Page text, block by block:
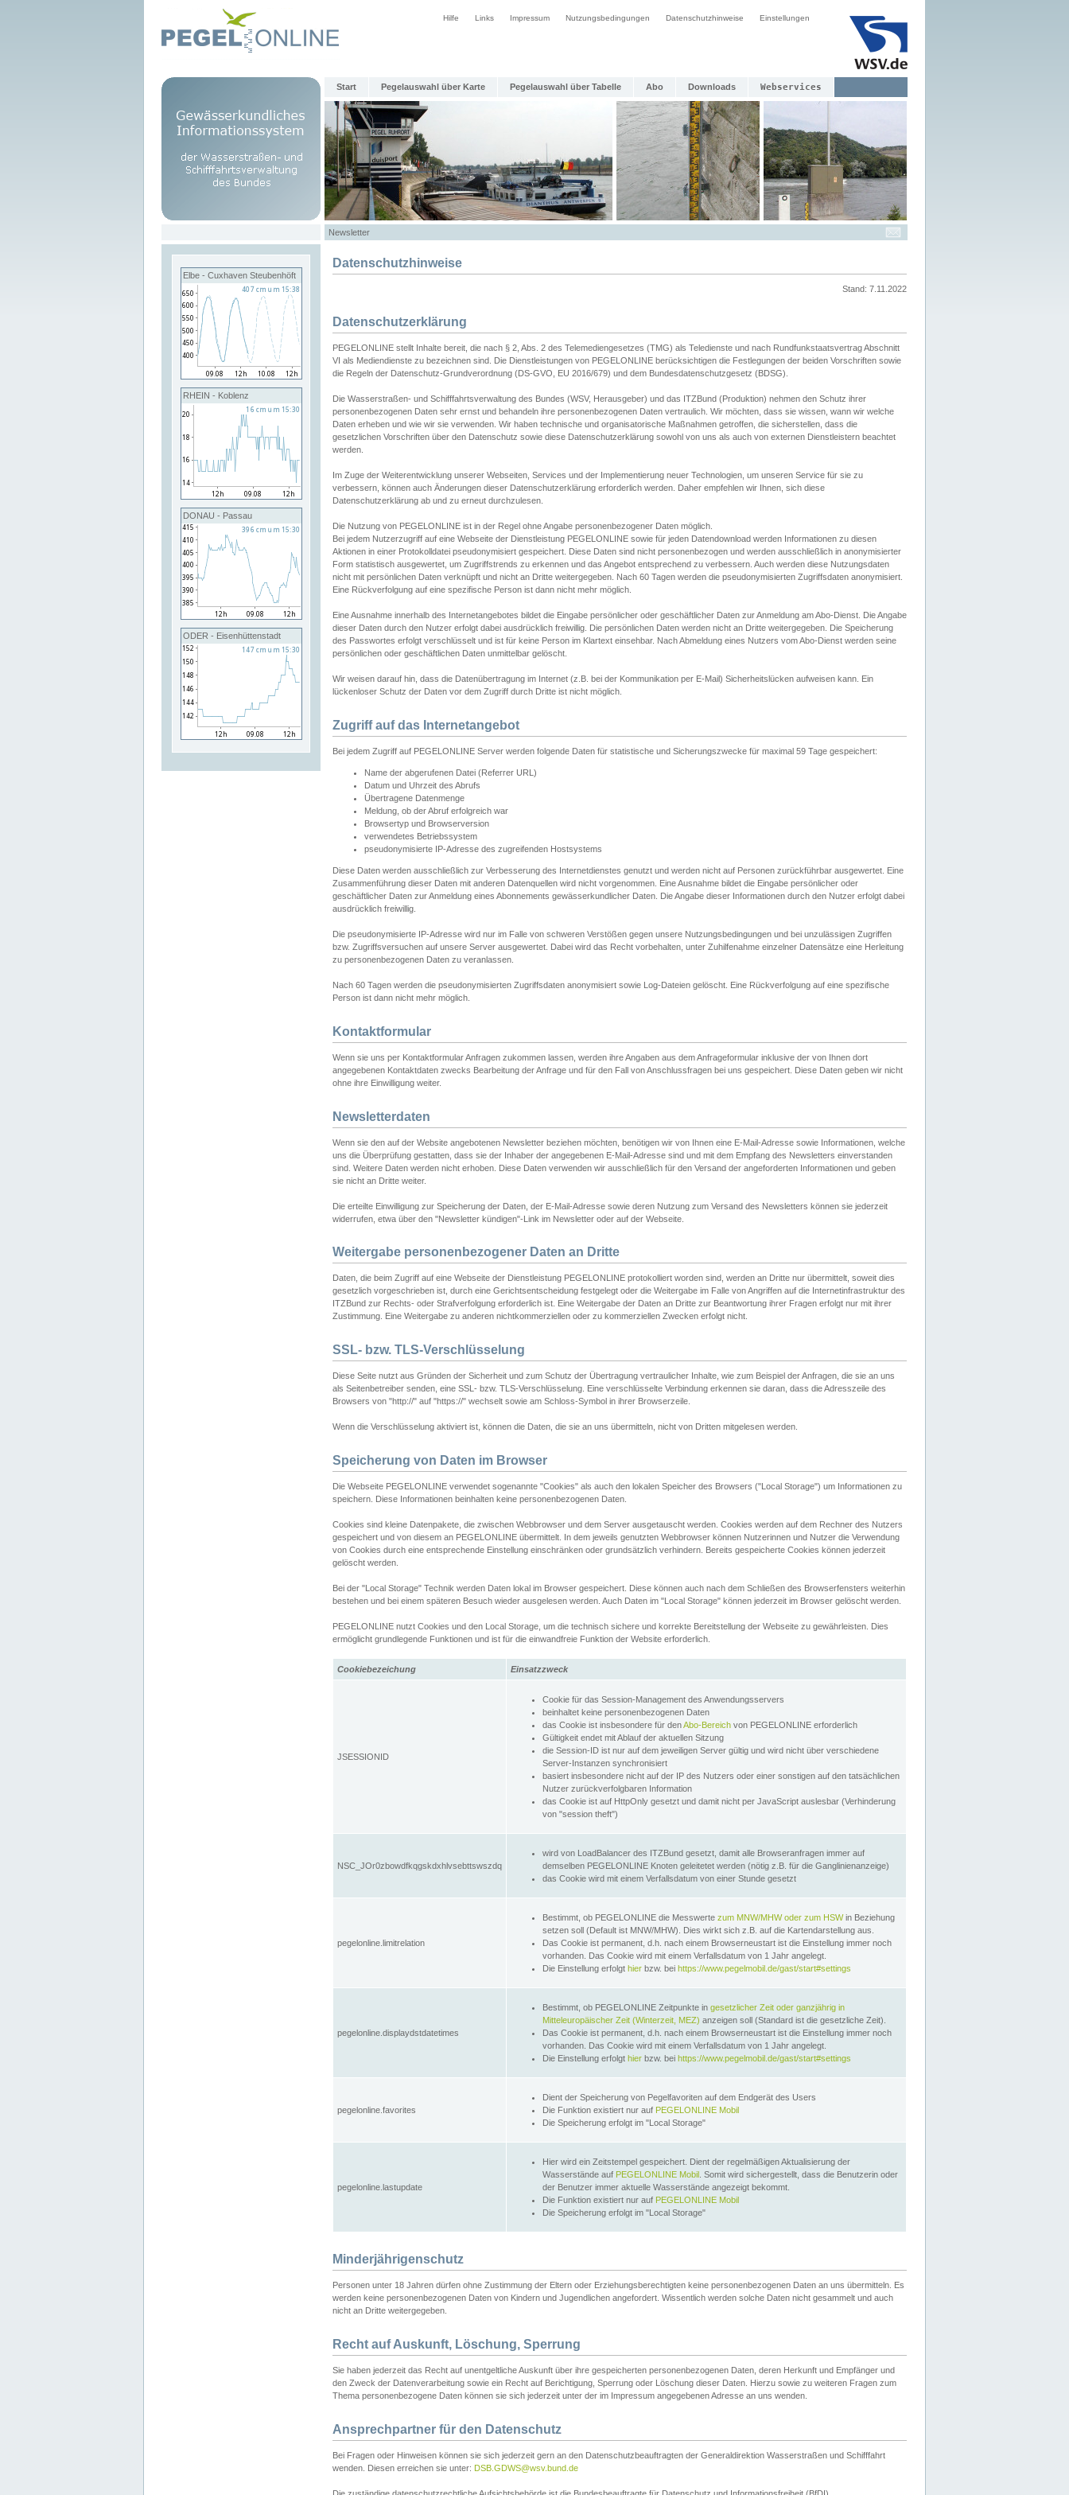
Hilfe Links Impressum Nutzungsbedingungen Datenschutzhinweise Einstellungen
Start Pegelauswahl über Karte Pegelauswahl über Tabelle Abo Downloads Webservices
Newsletter
Elbe - Cuxhaven Steubenhöft
RHEIN - Koblenz
DONAU - Passau
ODER - Eisenhüttenstadt
Datenschutzhinweise
Stand: 7.11.2022
Datenschutzerklärung
PEGELONLINE stellt Inhalte bereit, die nach § 2, Abs. 2 des Telemediengesetzes (TMG) als Teledienste und nach Rundfunkstaatsvertrag Abschnitt
VI als Mediendienste zu bezeichnen sind. Die Dienstleistungen von PEGELONLINE berücksichtigen die Festlegungen der beiden Vorschriften sowie
die Regeln der Datenschutz-Grundverordnung (DS-GVO, EU 2016/679) und dem Bundesdatenschutzgesetz (BDSG).
Die Wasserstraßen- und Schifffahrtsverwaltung des Bundes (WSV, Herausgeber) und das ITZBund (Produktion) nehmen den Schutz ihrer
personenbezogenen Daten sehr ernst und behandeln ihre personenbezogenen Daten vertraulich. Wir möchten, dass sie wissen, wann wir welche
Daten erheben und wie wir sie verwenden. Wir haben technische und organisatorische Maßnahmen getroffen, die sicherstellen, dass die
gesetzlichen Vorschriften über den Datenschutz sowie diese Datenschutzerklärung sowohl von uns als auch von externen Dienstleistern beachtet
werden.
Im Zuge der Weiterentwicklung unserer Webseiten, Services und der Implementierung neuer Technologien, um unseren Service für sie zu
verbessern, können auch Änderungen dieser Datenschutzerklärung erforderlich werden. Daher empfehlen wir Ihnen, sich diese
Datenschutzerklärung ab und zu erneut durchzulesen.
Die Nutzung von PEGELONLINE ist in der Regel ohne Angabe personenbezogener Daten möglich.
Bei jedem Nutzerzugriff auf eine Webseite der Dienstleistung PEGELONLINE sowie für jeden Datendownload werden Informationen zu diesen
Aktionen in einer Protokolldatei pseudonymisiert gespeichert. Diese Daten sind nicht personenbezogen und werden ausschließlich in anonymisierter
Form statistisch ausgewertet, um Zugriffstrends zu erkennen und das Angebot entsprechend zu verbessern. Auch werden diese Nutzungsdaten
nicht mit persönlichen Daten verknüpft und nicht an Dritte weitergegeben. Nach 60 Tagen werden die pseudonymisierten Zugriffsdaten anonymisiert.
Eine Rückverfolgung auf eine spezifische Person ist dann nicht mehr möglich.
Eine Ausnahme innerhalb des Internetangebotes bildet die Eingabe persönlicher oder geschäftlicher Daten zur Anmeldung am Abo-Dienst. Die Angabe
dieser Daten durch den Nutzer erfolgt dabei ausdrücklich freiwillig. Die persönlichen Daten werden nicht an Dritte weitergegeben. Die Speicherung
des Passwortes erfolgt verschlüsselt und ist für keine Person im Klartext einsehbar. Nach Abmeldung eines Nutzers vom Abo-Dienst werden seine
persönlichen oder geschäftlichen Daten unmittelbar gelöscht.
Wir weisen darauf hin, dass die Datenübertragung im Internet (z.B. bei der Kommunikation per E-Mail) Sicherheitslücken aufweisen kann. Ein
lückenloser Schutz der Daten vor dem Zugriff durch Dritte ist nicht möglich.
Zugriff auf das Internetangebot
Bei jedem Zugriff auf PEGELONLINE Server werden folgende Daten für statistische und Sicherungszwecke für maximal 59 Tage gespeichert:
Name der abgerufenen Datei (Referrer URL)
Datum und Uhrzeit des Abrufs
Übertragene Datenmenge
Meldung, ob der Abruf erfolgreich war
Browsertyp und Browserversion
verwendetes Betriebssystem
pseudonymisierte IP-Adresse des zugreifenden Hostsystems
Diese Daten werden ausschließlich zur Verbesserung des Internetdienstes genutzt und werden nicht auf Personen zurückführbar ausgewertet. Eine
Zusammenführung dieser Daten mit anderen Datenquellen wird nicht vorgenommen. Eine Ausnahme bildet die Eingabe persönlicher oder
geschäftlicher Daten zur Anmeldung eines Abonnements gewässerkundlicher Daten. Die Angabe dieser Informationen durch den Nutzer erfolgt dabei
ausdrücklich freiwillig.
Die pseudonymisierte IP-Adresse wird nur im Falle von schweren Verstößen gegen unsere Nutzungsbedingungen und bei unzulässigen Zugriffen
bzw. Zugriffsversuchen auf unsere Server ausgewertet. Dabei wird das Recht vorbehalten, unter Zuhilfenahme einzelner Datensätze eine Herleitung
zu personenbezogenen Daten zu veranlassen.
Nach 60 Tagen werden die pseudonymisierten Zugriffsdaten anonymisiert sowie Log-Dateien gelöscht. Eine Rückverfolgung auf eine spezifische
Person ist dann nicht mehr möglich.
Kontaktformular
Wenn sie uns per Kontaktformular Anfragen zukommen lassen, werden ihre Angaben aus dem Anfrageformular inklusive der von Ihnen dort
angegebenen Kontaktdaten zwecks Bearbeitung der Anfrage und für den Fall von Anschlussfragen bei uns gespeichert. Diese Daten geben wir nicht
ohne ihre Einwilligung weiter.
Newsletterdaten
Wenn sie den auf der Website angebotenen Newsletter beziehen möchten, benötigen wir von Ihnen eine E-Mail-Adresse sowie Informationen, welche
uns die Überprüfung gestatten, dass sie der Inhaber der angegebenen E-Mail-Adresse sind und mit dem Empfang des Newsletters einverstanden
sind. Weitere Daten werden nicht erhoben. Diese Daten verwenden wir ausschließlich für den Versand der angeforderten Informationen und geben
sie nicht an Dritte weiter.
Die erteilte Einwilligung zur Speicherung der Daten, der E-Mail-Adresse sowie deren Nutzung zum Versand des Newsletters können sie jederzeit
widerrufen, etwa über den "Newsletter kündigen"-Link im Newsletter oder auf der Webseite.
Weitergabe personenbezogener Daten an Dritte
Daten, die beim Zugriff auf eine Webseite der Dienstleistung PEGELONLINE protokolliert worden sind, werden an Dritte nur übermittelt, soweit dies
gesetzlich vorgeschrieben ist, durch eine Gerichtsentscheidung festgelegt oder die Weitergabe im Falle von Angriffen auf die Internetinfrastruktur des
ITZBund zur Rechts- oder Strafverfolgung erforderlich ist. Eine Weitergabe der Daten an Dritte zur Beantwortung ihrer Fragen erfolgt nur mit ihrer
Zustimmung. Eine Weitergabe zu anderen nichtkommerziellen oder zu kommerziellen Zwecken erfolgt nicht.
SSL- bzw. TLS-Verschlüsselung
Diese Seite nutzt aus Gründen der Sicherheit und zum Schutz der Übertragung vertraulicher Inhalte, wie zum Beispiel der Anfragen, die sie an uns
als Seitenbetreiber senden, eine SSL- bzw. TLS-Verschlüsselung. Eine verschlüsselte Verbindung erkennen sie daran, dass die Adresszeile des
Browsers von "http://" auf "https://" wechselt sowie am Schloss-Symbol in ihrer Browserzeile.
Wenn die Verschlüsselung aktiviert ist, können die Daten, die sie an uns übermitteln, nicht von Dritten mitgelesen werden.
Speicherung von Daten im Browser
Die Webseite PEGELONLINE verwendet sogenannte "Cookies" als auch den lokalen Speicher des Browsers ("Local Storage") um Informationen zu
speichern. Diese Informationen beinhalten keine personenbezogenen Daten.
Cookies sind kleine Datenpakete, die zwischen Webbrowser und dem Server ausgetauscht werden. Cookies werden auf dem Rechner des Nutzers
gespeichert und von diesem an PEGELONLINE übermittelt. In dem jeweils genutzten Webbrowser können Nutzerinnen und Nutzer die Verwendung
von Cookies durch eine entsprechende Einstellung einschränken oder grundsätzlich verhindern. Bereits gespeicherte Cookies können jederzeit
gelöscht werden.
Bei der "Local Storage" Technik werden Daten lokal im Browser gespeichert. Diese können auch nach dem Schließen des Browserfensters weiterhin
bestehen und bei einem späteren Besuch wieder ausgelesen werden. Auch Daten im "Local Storage" können jederzeit im Browser gelöscht werden.
PEGELONLINE nutzt Cookies und den Local Storage, um die technisch sichere und korrekte Bereitstellung der Webseite zu gewährleisten. Dies
ermöglicht grundlegende Funktionen und ist für die einwandfreie Funktion der Website erforderlich.
Cookiebezeichung Einsatzzweck
JSESSIONID
Cookie für das Session-Management des Anwendungsservers
beinhaltet keine personenbezogenen Daten
das Cookie ist insbesondere für denAbo-Bereich von PEGELONLINE erforderlich
Gültigkeit endet mit Ablauf der aktuellen Sitzung
die Session-ID ist nur auf dem jeweiligen Server gültig und wird nicht über verschiedene
Server-Instanzen synchronisiert
basiert insbesondere nicht auf der IP des Nutzers oder einer sonstigen auf den tatsächlichen
Nutzer zurückverfolgbaren Information
das Cookie ist auf HttpOnly gesetzt und damit nicht per JavaScript auslesbar (Verhinderung
von "session theft")
NSC_JOr0zbowdfkqgskdxhlvsebttswszdq
wird von LoadBalancer des ITZBund gesetzt, damit alle Browseranfragen immer auf
demselben PEGELONLINE Knoten geleitetet werden (nötig z.B. für die Ganglinienanzeige)
das Cookie wird mit einem Verfallsdatum von einer Stunde gesetzt
pegelonline.limitrelation
Bestimmt, ob PEGELONLINE die Messwerte zum MNW/MHW oder zum HSWin Beziehung
setzen soll (Default ist MNW/MHW). Dies wirkt sich z.B. auf die Kartendarstellung aus.
Das Cookie ist permanent, d.h. nach einem Browserneustart ist die Einstellung immer noch
vorhanden. Das Cookie wird mit einem Verfallsdatum von 1 Jahr angelegt.
Die Einstellung erfolgt hier bzw. bei https://www.pegelmobil.de/gast/start#settings
pegelonline.displaydstdatetimes
Bestimmt, ob PEGELONLINE Zeitpunkte in gesetzlicher Zeit oder ganzjährig in
Mitteleuropäischer Zeit (Winterzeit, MEZ) anzeigen soll (Standard ist die gesetzliche Zeit).
Das Cookie ist permanent, d.h. nach einem Browserneustart ist die Einstellung immer noch
vorhanden. Das Cookie wird mit einem Verfallsdatum von 1 Jahr angelegt.
Die Einstellung erfolgt hier bzw. bei https://www.pegelmobil.de/gast/start#settings
pegelonline.favorites
Dient der Speicherung von Pegelfavoriten auf dem Endgerät des Users
Die Funktion existiert nur auf PEGELONLINE Mobil
Die Speicherung erfolgt im "Local Storage"
pegelonline.lastupdate
Hier wird ein Zeitstempel gespeichert. Dient der regelmäßigen Aktualisierung der
Wasserstände auf PEGELONLINE Mobil . Somit wird sichergestellt, dass die Benutzerin oder
der Benutzer immer aktuelle Wasserstände angezeigt bekommt.
Die Funktion existiert nur auf PEGELONLINE Mobil
Die Speicherung erfolgt im "Local Storage"
Minderjährigenschutz
Personen unter 18 Jahren dürfen ohne Zustimmung der Eltern oder Erziehungsberechtigten keine personenbezogenen Daten an uns übermitteln. Es
werden keine personenbezogenen Daten von Kindern und Jugendlichen angefordert. Wissentlich werden solche Daten nicht gesammelt und auch
nicht an Dritte weitergegeben.
Recht auf Auskunft, Löschung, Sperrung
Sie haben jederzeit das Recht auf unentgeltliche Auskunft über ihre gespeicherten personenbezogenen Daten, deren Herkunft und Empfänger und
den Zweck der Datenverarbeitung sowie ein Recht auf Berichtigung, Sperrung oder Löschung dieser Daten. Hierzu sowie zu weiteren Fragen zum
Thema personenbezogene Daten können sie sich jederzeit unter der im Impressum angegebenen Adresse an uns wenden.
Ansprechpartner für den Datenschutz
Bei Fragen oder Hinweisen können sie sich jederzeit gern an den Datenschutzbeauftragten der Generaldirektion Wasserstraßen und Schifffahrt
wenden. Diesen erreichen sie unter: DSB.GDWS@wsv.bund.de